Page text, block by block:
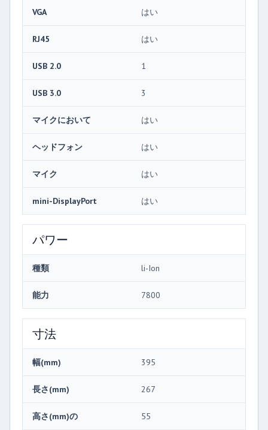
VGA はい
RJ45 はい
USB 2.0 1
USB 3.0 3
マイクにおいて はい
ヘッドフォン はい
マイク はい
mini-DisplayPort はい
パワー
種類 li-Ion
能力 7800
寸法
幅(mm) 395
長さ(mm) 267
高さ(mm)の 55